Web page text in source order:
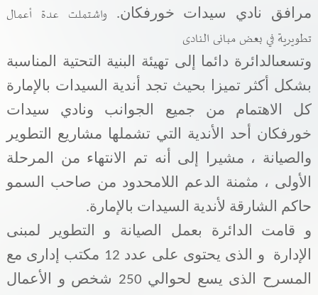
مرافق نادي سيدات خورفكان.
واشتملت عدة أعمال
تطويرية في بعض مبانى النادى
وتسعىالدائرة دائما إلى تهيئة البنية التحتية المناسبة
بشكل أكثر تميزا بحيث تجد أندية السيدات بالإمارة
كل الاهتمام من جميع الجوانب ونادي سيدات
خورفكان أحد الأندية التي تشملها مشاريع التطوير
والصيانة ، مشيرا إلى أنه تم الانتهاء من المرحلة
الأولى ، مثمنة الدعم اللامحدود من صاحب السمو
حاكم الشارقة لأندية السيدات بالإمارة.
و قامت الدائرة بعمل الصيانة و التطوير لمبنى
الإدارة
و الذى يحتوى على عدد 12 مكتب إدارى مع
المسرح الذى يسع لحوالي 250 شخص و الأعمال